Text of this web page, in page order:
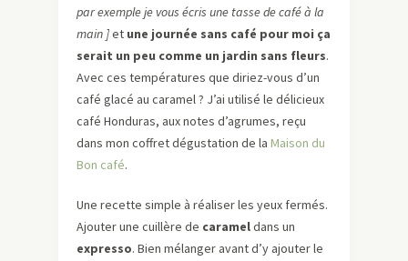
par exemple je vous écris une tasse de café à la
main ]et une journée sans café pour moi ça
serait un peu comme un jardin sans fleurs.
Avec ces températures que diriez-vous d’un
café glacé au caramel ? J’ai utilisé le délicieux
café Honduras, aux notes d’agrumes, reçu
dans mon coffret dégustation de la Maison du
Bon café.
Une recette simple à réaliser les yeux fermés.
Ajouter une cuillère de carameldans un
expresso. Bien mélanger avant d’y ajouter le